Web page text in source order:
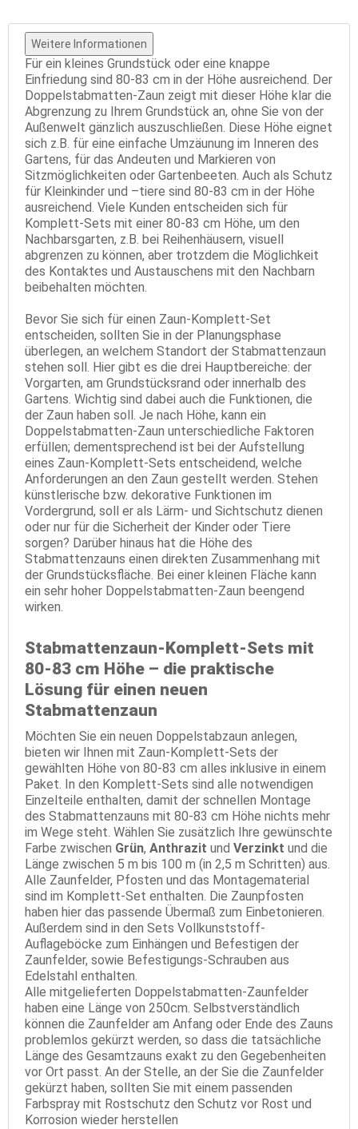
Weitere Informationen
Für ein kleines Grundstück oder eine knappe
Einfriedung sind 80-83 cm in der Höhe ausreichend. Der
Doppelstabmatten-Zaun zeigt mit dieser Höhe klar die
Abgrenzung zu Ihrem Grundstück an, ohne Sie von der
Außenwelt gänzlich auszuschließen. Diese Höhe eignet
sich z.B. für eine einfache Umzäunung im Inneren des
Gartens, für das Andeuten und Markieren von
Sitzmöglichkeiten oder Gartenbeeten. Auch als Schutz
für Kleinkinder und –tiere sind 80-83 cm in der Höhe
ausreichend. Viele Kunden entscheiden sich für
Komplett-Sets mit einer 80-83 cm Höhe, um den
Nachbarsgarten, z.B. bei Reihenhäusern, visuell
abgrenzen zu können, aber trotzdem die Möglichkeit
des Kontaktes und Austauschens mit den Nachbarn
beibehalten möchten.
Bevor Sie sich für einen Zaun-Komplett-Set
entscheiden, sollten Sie in der Planungsphase
überlegen, an welchem Standort der Stabmattenzaun
stehen soll. Hier gibt es die drei Hauptbereiche: der
Vorgarten, am Grundstücksrand oder innerhalb des
Gartens. Wichtig sind dabei auch die Funktionen, die
der Zaun haben soll. Je nach Höhe, kann ein
Doppelstabmatten-Zaun unterschiedliche Faktoren
erfüllen; dementsprechend ist bei der Aufstellung
eines Zaun-Komplett-Sets entscheidend, welche
Anforderungen an den Zaun gestellt werden. Stehen
künstlerische bzw. dekorative Funktionen im
Vordergrund, soll er als Lärm- und Sichtschutz dienen
oder nur für die Sicherheit der Kinder oder Tiere
sorgen? Darüber hinaus hat die Höhe des
Stabmattenzauns einen direkten Zusammenhang mit
der Grundstücksfläche. Bei einer kleinen Fläche kann
ein sehr hoher Doppelstabmatten-Zaun beengend
wirken.
Stabmattenzaun-Komplett-Sets mit
80-83 cm Höhe – die praktische
Lösung für einen neuen
Stabmattenzaun
Möchten Sie ein neuen Doppelstabzaun anlegen,
bieten wir Ihnen mit Zaun-Komplett-Sets der
gewählten Höhe von 80-83 cm alles inklusive in einem
Paket. In den Komplett-Sets sind alle notwendigen
Einzelteile enthalten, damit der schnellen Montage
des Stabmattenzauns mit 80-83 cm Höhe nichts mehr
im Wege steht. Wählen Sie zusätzlich Ihre gewünschte
Farbe zwischen Grün, Anthrazit und Verzinkt und die
Länge zwischen 5 m bis 100 m (in 2,5 m Schritten) aus.
Alle Zaunfelder, Pfosten und das Montagematerial
sind im Komplett-Set enthalten. Die Zaunpfosten
haben hier das passende Übermaß zum Einbetonieren.
Außerdem sind in den Sets Vollkunststoff-
Auflageböcke zum Einhängen und Befestigen der
Zaunfelder, sowie Befestigungs-Schrauben aus
Edelstahl enthalten.
Alle mitgelieferten Doppelstabmatten-Zaunfelder
haben eine Länge von 250cm. Selbstverständlich
können die Zaunfelder am Anfang oder Ende des Zauns
problemlos gekürzt werden, so dass die tatsächliche
Länge des Gesamtzauns exakt zu den Gegebenheiten
vor Ort passt. An der Stelle, an der Sie die Zaunfelder
gekürzt haben, sollten Sie mit einem passenden
Farbspray mit Rostschutz den Schutz vor Rost und
Korrosion wieder herstellen